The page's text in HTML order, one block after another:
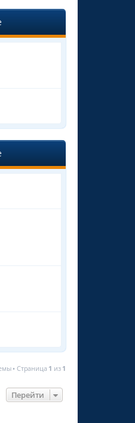
• Страница 1 из 1
Перейти